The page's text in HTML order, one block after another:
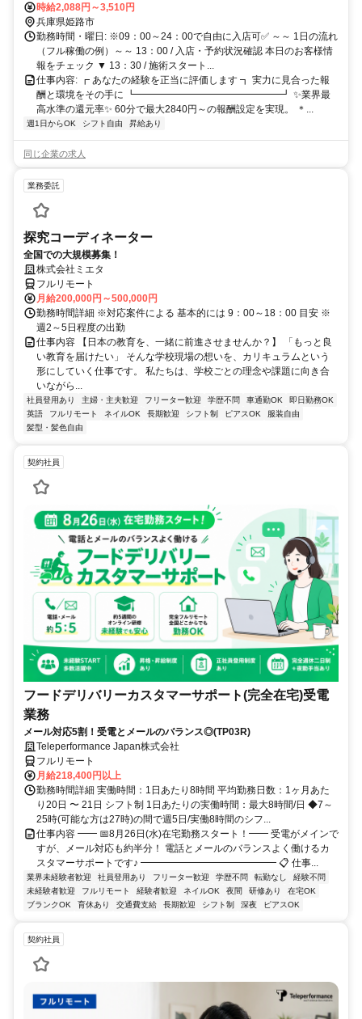
時給2,088円～3,510円
兵庫県姫路市
勤務時間・曜日: ※09：00～24：00で自由に入店可✅ ～～ 1日の流れ
（フル稼働の例）～～ 13：00 / 入店・予約状況確認 本日のお客様情
報をチェック ▼ 13：30 / 施術スタート...
仕事内容: ┏ あなたの経験を正当に評価します ┓ 実力に見合った報
酬と環境をその手に ┗━━━━━━━━━━━━━━━┛ ✨業界最
高水準の還元率✨ 60分で最大2840円～の報酬設定を実現。 ＊...
週1日からOK シフト自由 昇給あり
同じ企業の求人
業務委託
探究コーディネーター
全国での大規模募集！
株式会社ミエタ
フルリモート
月給200,000円～500,000円
勤務時間詳細 ※対応案件による 基本的には 9：00～18：00 目安 ※
週2～5日程度の出勤
仕事内容 【日本の教育を、一緒に前進させませんか？】 「もっと良
い教育を届けたい」 そんな学校現場の想いを、カリキュラムという
形にしていく仕事です。 私たちは、学校ごとの理念や課題に向き合
いながら...
社員登用あり 主婦・主夫歓迎 フリーター歓迎 学歴不問 車通勤OK
即日勤務OK
英語
フルリモート ネイルOK 長期歓迎 シフト制 ピアスOK
服装自由
髪型・髪色自由
契約社員
フードデリバリーカスタマーサポート(完全在宅)受電
業務
メール対応5割！受電とメールのバランス◎(TP03R)
Teleperformance Japan株式会社
フルリモート
月給218,400円以上
勤務時間詳細 実働時間：1日あたり8時間 平均勤務日数：1ヶ月あた
り20日 〜 21日 シフト制 1日あたりの実働時間：最大8時間/日 ◆7～
25時(可能な方は27時)の間で週5日/実働8時間のシフ...
仕事内容 ━━ 📅8月26日(水)在宅勤務スタート！━━ 受電がメインで
すが、メール対応も約半分！ 電話とメールのバランスよく働けるカ
スタマーサポートです♪ ━━━━━━━━━━━━━━ 📋 仕事...
業界未経験者歓迎 社員登用あり フリーター歓迎 学歴不問 転勤なし
経験不問
未経験者歓迎
フルリモート 経験者歓迎 ネイルOK 夜間 研修あり
在宅OK
ブランクOK
育休あり 交通費支給 長期歓迎 シフト制 深夜 ピアスOK
契約社員